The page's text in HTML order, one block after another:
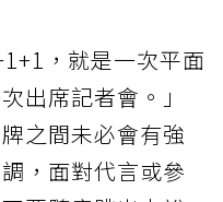
，就是一次平面
出席記者會。」
之間未必會有強
，面對代言或參